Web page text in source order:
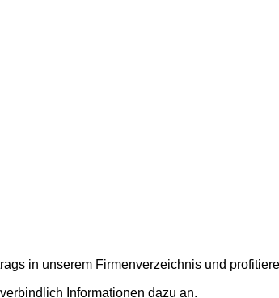
in unserem Firmenverzeichnis und
Informationen dazu an.